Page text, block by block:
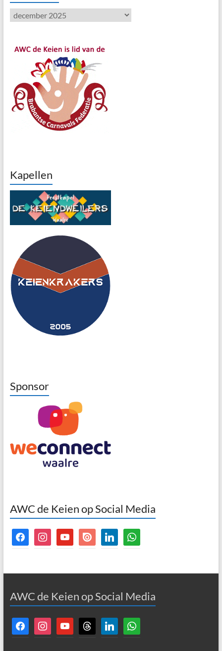
Archieven
Kapellen
Sponsor
AWC de Keien op Social Media
facebookinstagramyoutubeissuu linkedinwhatsapp
AWC de Keien op Social Media
facebookinstagramyoutube threads linkedin whatsapp